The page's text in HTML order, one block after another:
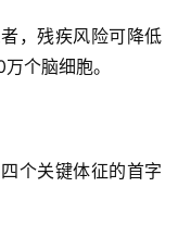
，残疾风险可降低
个脑细胞。
个关键体征的首字